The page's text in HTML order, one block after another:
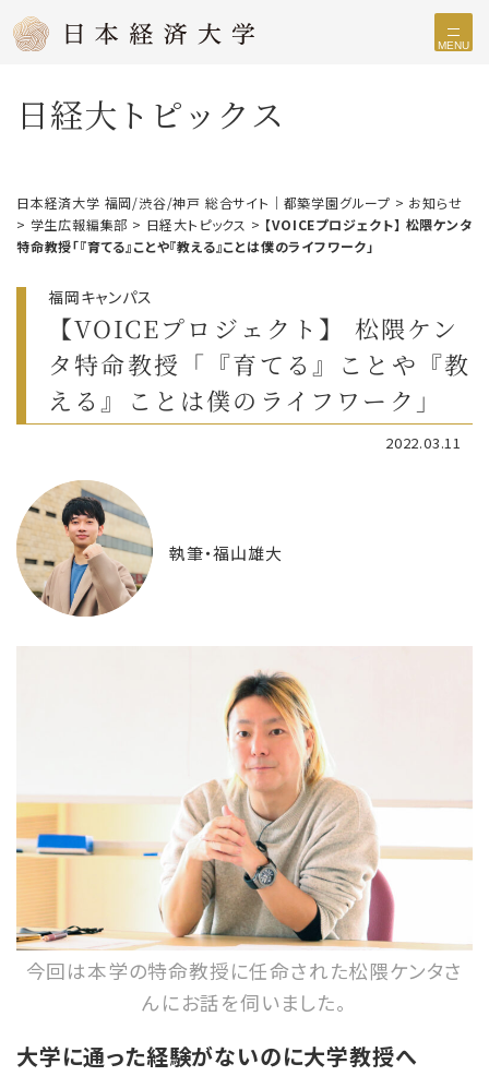
MENU
日経大トピックス
日本経済大学 福岡/渋谷/神戸 総合サイト｜都築学園グループ > お知らせ
> 学生広報編集部 > 日経大トピックス > 【VOICEプロジェクト】 松隈ケンタ
特命教授「『育てる』ことや『教える』ことは僕のライフワーク」
福岡キャンパス
【VOICEプロジェクト】 松隈ケン
タ特命教授「『育てる』ことや『教
える』ことは僕のライフワーク」
2022.03.11
執筆・福山雄大
今回は本学の特命教授に任命された松隈ケンタさ
んにお話を伺いました。
大学に通った経験がないのに大学教授へ